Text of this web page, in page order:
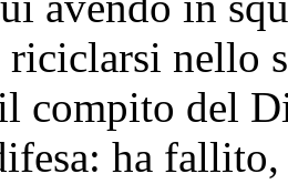
nello
compito del
ha fallito,